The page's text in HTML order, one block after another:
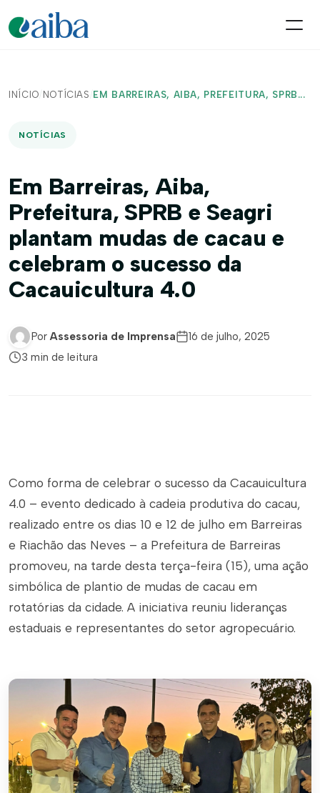
INÍCIO/ NOTÍCIAS / EM BARREIRAS, AIBA, PREFEITURA, SPRB...
NOTÍCIAS
Em Barreiras, Aiba,
Prefeitura, SPRB e Seagri
plantam mudas de cacau e
celebram o sucesso da
Cacauicultura 4.0
Por Assessoria de Imprensa
16 de julho, 2025
3 min de leitura
Como forma de celebrar o sucesso da Cacauicultura
4.0 – evento dedicado à cadeia produtiva do cacau,
realizado entre os dias 10 e 12 de julho em Barreiras
e Riachão das Neves – a Prefeitura de Barreiras
promoveu, na tarde desta terça-feira (15), uma ação
simbólica de plantio de mudas de cacau em
rotatórias da cidade. A iniciativa reuniu lideranças
estaduais e representantes do setor agropecuário.